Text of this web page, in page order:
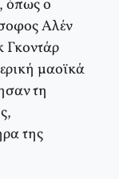
όπως ο
Αλέν
Γκοντάρ
μαοϊκά
τη
της